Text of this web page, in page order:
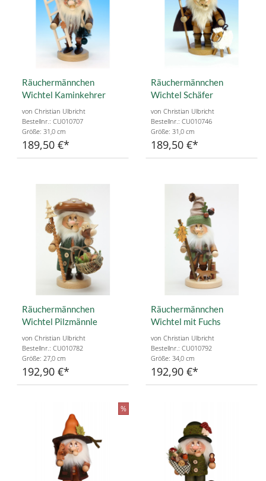
Räuchermännchen
Wichtel Kaminkehrer
von Christian Ulbricht
Bestellnr.: CU010707
Größe: 31,0 cm
189,50 €
Räuchermännchen
Wichtel Schäfer
von Christian Ulbricht
Bestellnr.: CU010746
Größe: 31,0 cm
189,50 €
Räuchermännchen
Wichtel Pilzmännle
von Christian Ulbricht
Bestellnr.: CU010782
Größe: 27,0 cm
192,90 €
Räuchermännchen
Wichtel mit Fuchs
von Christian Ulbricht
Bestellnr.: CU010792
Größe: 34,0 cm
192,90 €
%